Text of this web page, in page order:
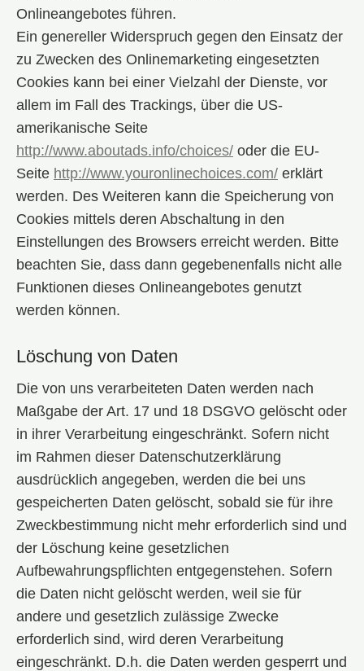
Onlineangebotes führen.
Ein genereller Widerspruch gegen den Einsatz der
zu Zwecken des Onlinemarketing eingesetzten
Cookies kann bei einer Vielzahl der Dienste, vor
allem im Fall des Trackings, über die US-
amerikanische Seite
http://www.aboutads.info/choices/ oder die EU-
Seite http://www.youronlinechoices.com/ erklärt
werden. Des Weiteren kann die Speicherung von
Cookies mittels deren Abschaltung in den
Einstellungen des Browsers erreicht werden. Bitte
beachten Sie, dass dann gegebenenfalls nicht alle
Funktionen dieses Onlineangebotes genutzt
werden können.
Löschung von Daten
Die von uns verarbeiteten Daten werden nach
Maßgabe der Art. 17 und 18 DSGVO gelöscht oder
in ihrer Verarbeitung eingeschränkt. Sofern nicht
im Rahmen dieser Datenschutzerklärung
ausdrücklich angegeben, werden die bei uns
gespeicherten Daten gelöscht, sobald sie für ihre
Zweckbestimmung nicht mehr erforderlich sind und
der Löschung keine gesetzlichen
Aufbewahrungspflichten entgegenstehen. Sofern
die Daten nicht gelöscht werden, weil sie für
andere und gesetzlich zulässige Zwecke
erforderlich sind, wird deren Verarbeitung
eingeschränkt. D.h. die Daten werden gesperrt und